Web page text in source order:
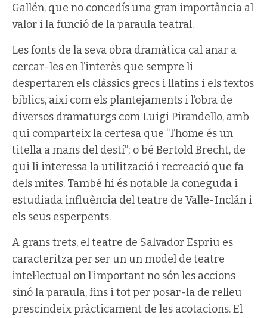
Gallén, que no concedís una gran importància al
valor i la funció de la paraula teatral.
Les fonts de la seva obra dramàtica cal anar a
cercar-les en l’interès que sempre li
despertaren els clàssics grecs i llatins i els textos
bíblics, així com els plantejaments i l’obra de
diversos dramaturgs com Luigi Pirandello, amb
qui comparteix la certesa que “l’home és un
titella a mans del destí”; o bé Bertold Brecht, de
qui li interessa la utilització i recreació que fa
dels mites. També hi és notable la coneguda i
estudiada influència del teatre de Valle-Inclán i
els seus esperpents.
A grans trets, el teatre de Salvador Espriu es
caracteritza per ser un un model de teatre
intel·lectual on l’important no són les accions
sinó la paraula, fins i tot per posar-la de relleu
prescindeix pràcticament de les acotacions. El